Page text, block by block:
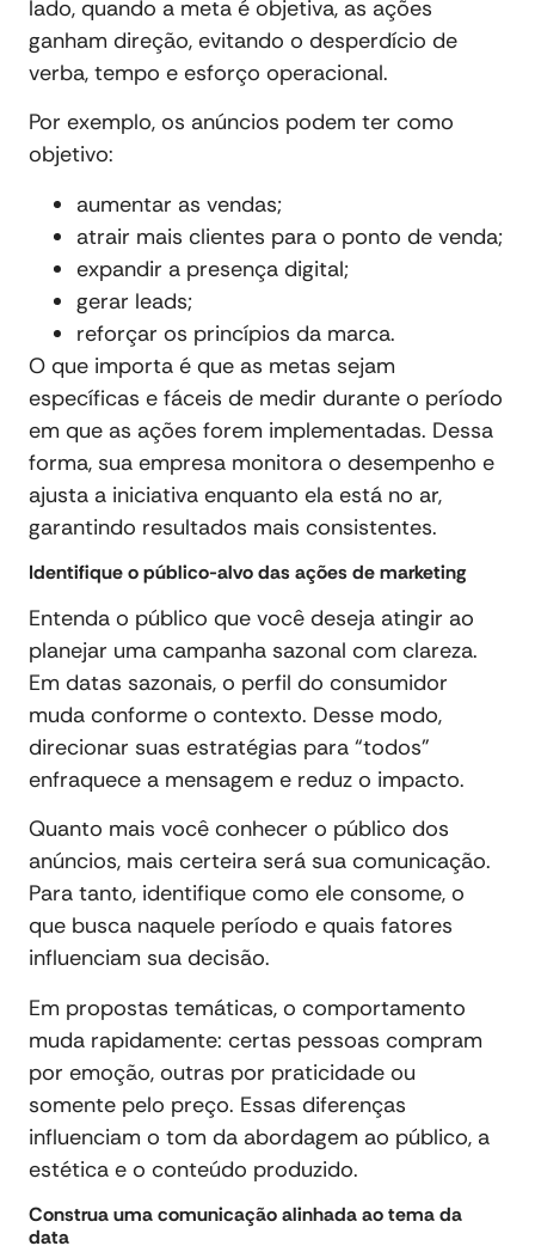
lado, quando a meta é objetiva, as ações
ganham direção, evitando o desperdício de
verba, tempo e esforço operacional.
Por exemplo, os anúncios podem ter como
objetivo:
aumentar as vendas;
atrair mais clientes para o ponto de venda;
expandir a presença digital;
gerar leads;
reforçar os princípios da marca.
O que importa é que as metas sejam
específicas e fáceis de medir durante o período
em que as ações forem implementadas. Dessa
forma, sua empresa monitora o desempenho e
ajusta a iniciativa enquanto ela está no ar,
garantindo resultados mais consistentes.
Identifique o público-alvo das ações de marketing
Entenda o público que você deseja atingir ao
planejar uma campanha sazonal com clareza.
Em datas sazonais, o perfil do consumidor
muda conforme o contexto. Desse modo,
direcionar suas estratégias para “todos”
enfraquece a mensagem e reduz o impacto.
Quanto mais você conhecer o público dos
anúncios, mais certeira será sua comunicação.
Para tanto, identifique como ele consome, o
que busca naquele período e quais fatores
influenciam sua decisão.
Em propostas temáticas, o comportamento
muda rapidamente: certas pessoas compram
por emoção, outras por praticidade ou
somente pelo preço. Essas diferenças
influenciam o tom da abordagem ao público, a
estética e o conteúdo produzido.
Construa uma comunicação alinhada ao tema da
data